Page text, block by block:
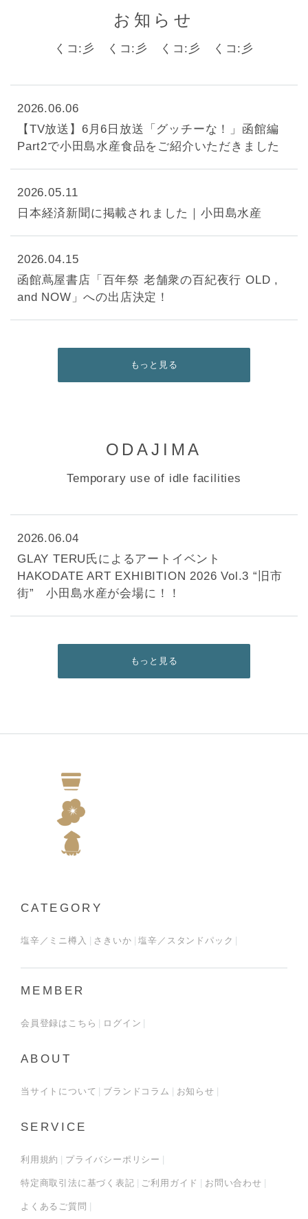
お知らせ
くコ:彡 くコ:彡 くコ:彡 くコ:彡
2026.06.06
【TV放送】6月6日放送「グッチーな！」函館編
Part2で小田島水産食品をご紹介いただきました
2026.05.11
日本経済新聞に掲載されました｜小田島水産
2026.04.15
函館蔦屋書店「百年祭 老舗衆の百紀夜行 OLD ,
and NOW」への出店決定！
もっと見る
ODAJIMA
Temporary use of idle facilities
2026.06.04
GLAY TERU氏によるアートイベント
HAKODATE ART EXHIBITION 2026 Vol.3 “旧市
街” 小田島水産が会場に！！
もっと見る
CATEGORY
塩辛／ミニ樽入 さきいか 塩辛／スタンドパック
MEMBER
会員登録はこちら ログイン
ABOUT
当サイトについて ブランドコラム お知らせ
SERVICE
利用規約 プライバシーポリシー
特定商取引法に基づく表記 ご利用ガイド お問い合わせ
よくあるご質問